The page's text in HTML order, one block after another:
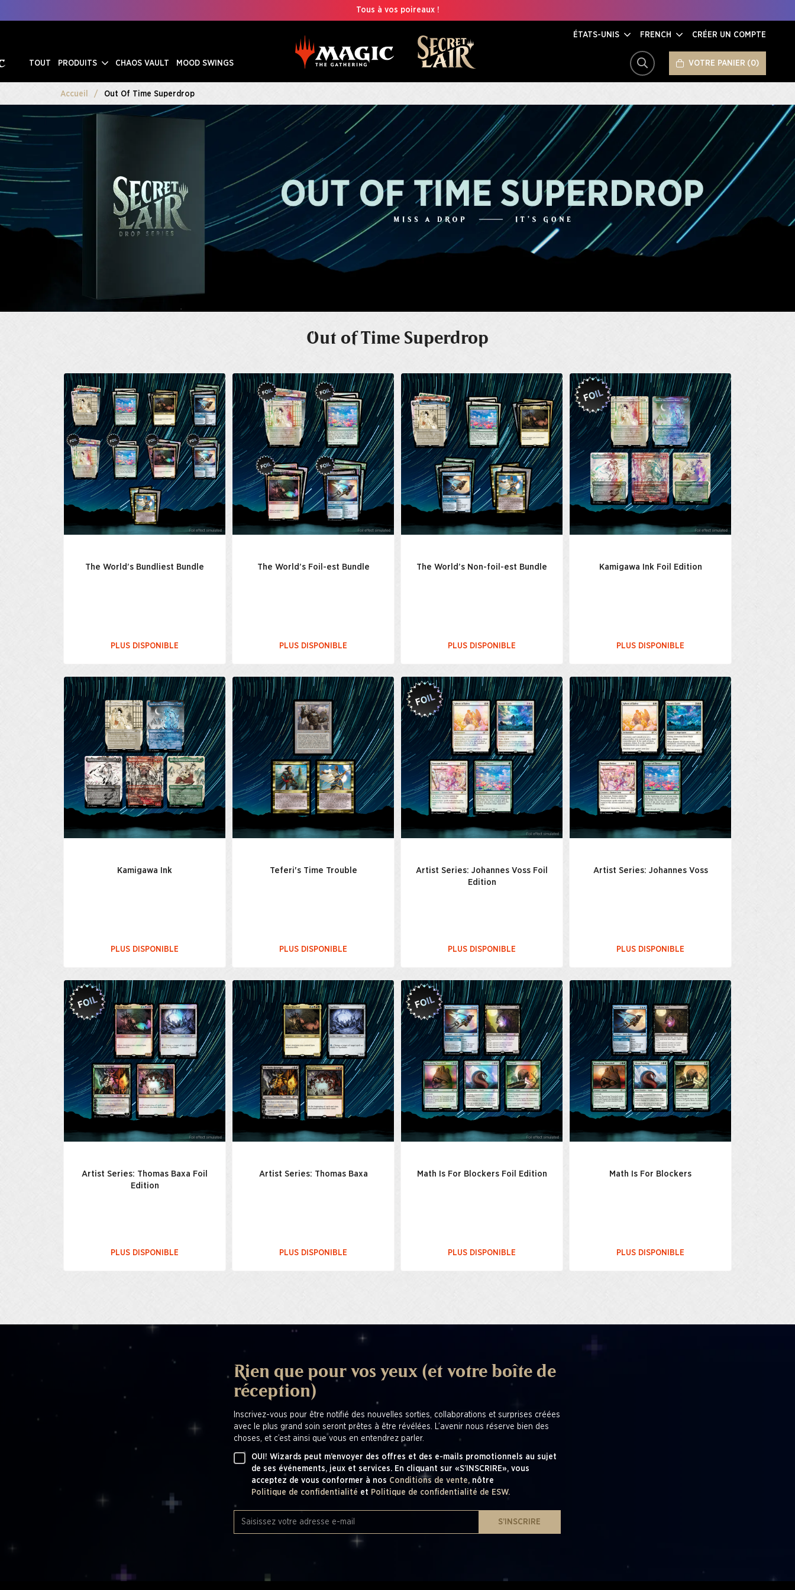
Tous à vos poireaux !
ÉTATS-UNIS FRENCH CRÉER UN COMPTE
TOUT PRODUITS CHAOS VAULT MOOD SWINGS RECHERCHER VOTRE PANIER 0
Accueil Out Of Time Superdrop
Out of Time Superdrop
The World’s Bundliest Bundle
PLUS DISPONIBLE
The World’s Foil-est Bundle
PLUS DISPONIBLE
The World’s Non-foil-est Bundle
PLUS DISPONIBLE
Kamigawa Ink Foil Edition
PLUS DISPONIBLE
Kamigawa Ink
PLUS DISPONIBLE
Teferi's Time Trouble
PLUS DISPONIBLE
Artist Series: Johannes Voss Foil
Edition
PLUS DISPONIBLE
Artist Series: Johannes Voss
PLUS DISPONIBLE
Artist Series: Thomas Baxa Foil
Edition
PLUS DISPONIBLE
Artist Series: Thomas Baxa
PLUS DISPONIBLE
Math Is For Blockers Foil Edition
PLUS DISPONIBLE
Math Is For Blockers
PLUS DISPONIBLE
Rien que pour vos yeux (et votre boîte de
réception)
Inscrivez-vous pour être notifié des nouvelles sorties, collaborations et surprises créées
avec le plus grand soin seront prêtes à être révélées. L’avenir nous réserve bien des
choses, et c’est ainsi que vous en entendrez parler.
OUI! Wizards peut m’envoyer des offres et des e-mails promotionnels au sujet
de ses événements, jeux et services. En cliquant sur «S’INSCRIRE», vous
acceptez de vous conformer à nos Conditions de vente, nôtre
Politique de confidentialité et Politique de confidentialité de ESW.
S’INSCRIRE